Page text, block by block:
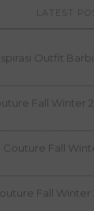
LATEST
Outfit
Fall Winter
Fall
Fall Winter